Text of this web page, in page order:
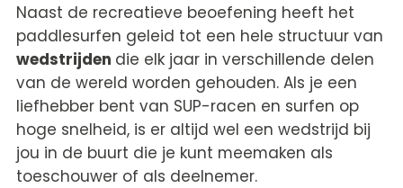
Naast de recreatieve beoefening heeft het
paddlesurfen geleid tot een hele structuur van
wedstrijden die elk jaar in verschillende delen
van de wereld worden gehouden. Als je een
liefhebber bent van SUP-racen en surfen op
hoge snelheid, is er altijd wel een wedstrijd bij
jou in de buurt die je kunt meemaken als
toeschouwer of als deelnemer.